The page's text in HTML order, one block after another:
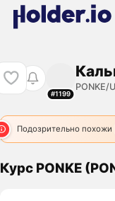
#1199
PONKE/
Подозрительно похожи
Курс PONKE